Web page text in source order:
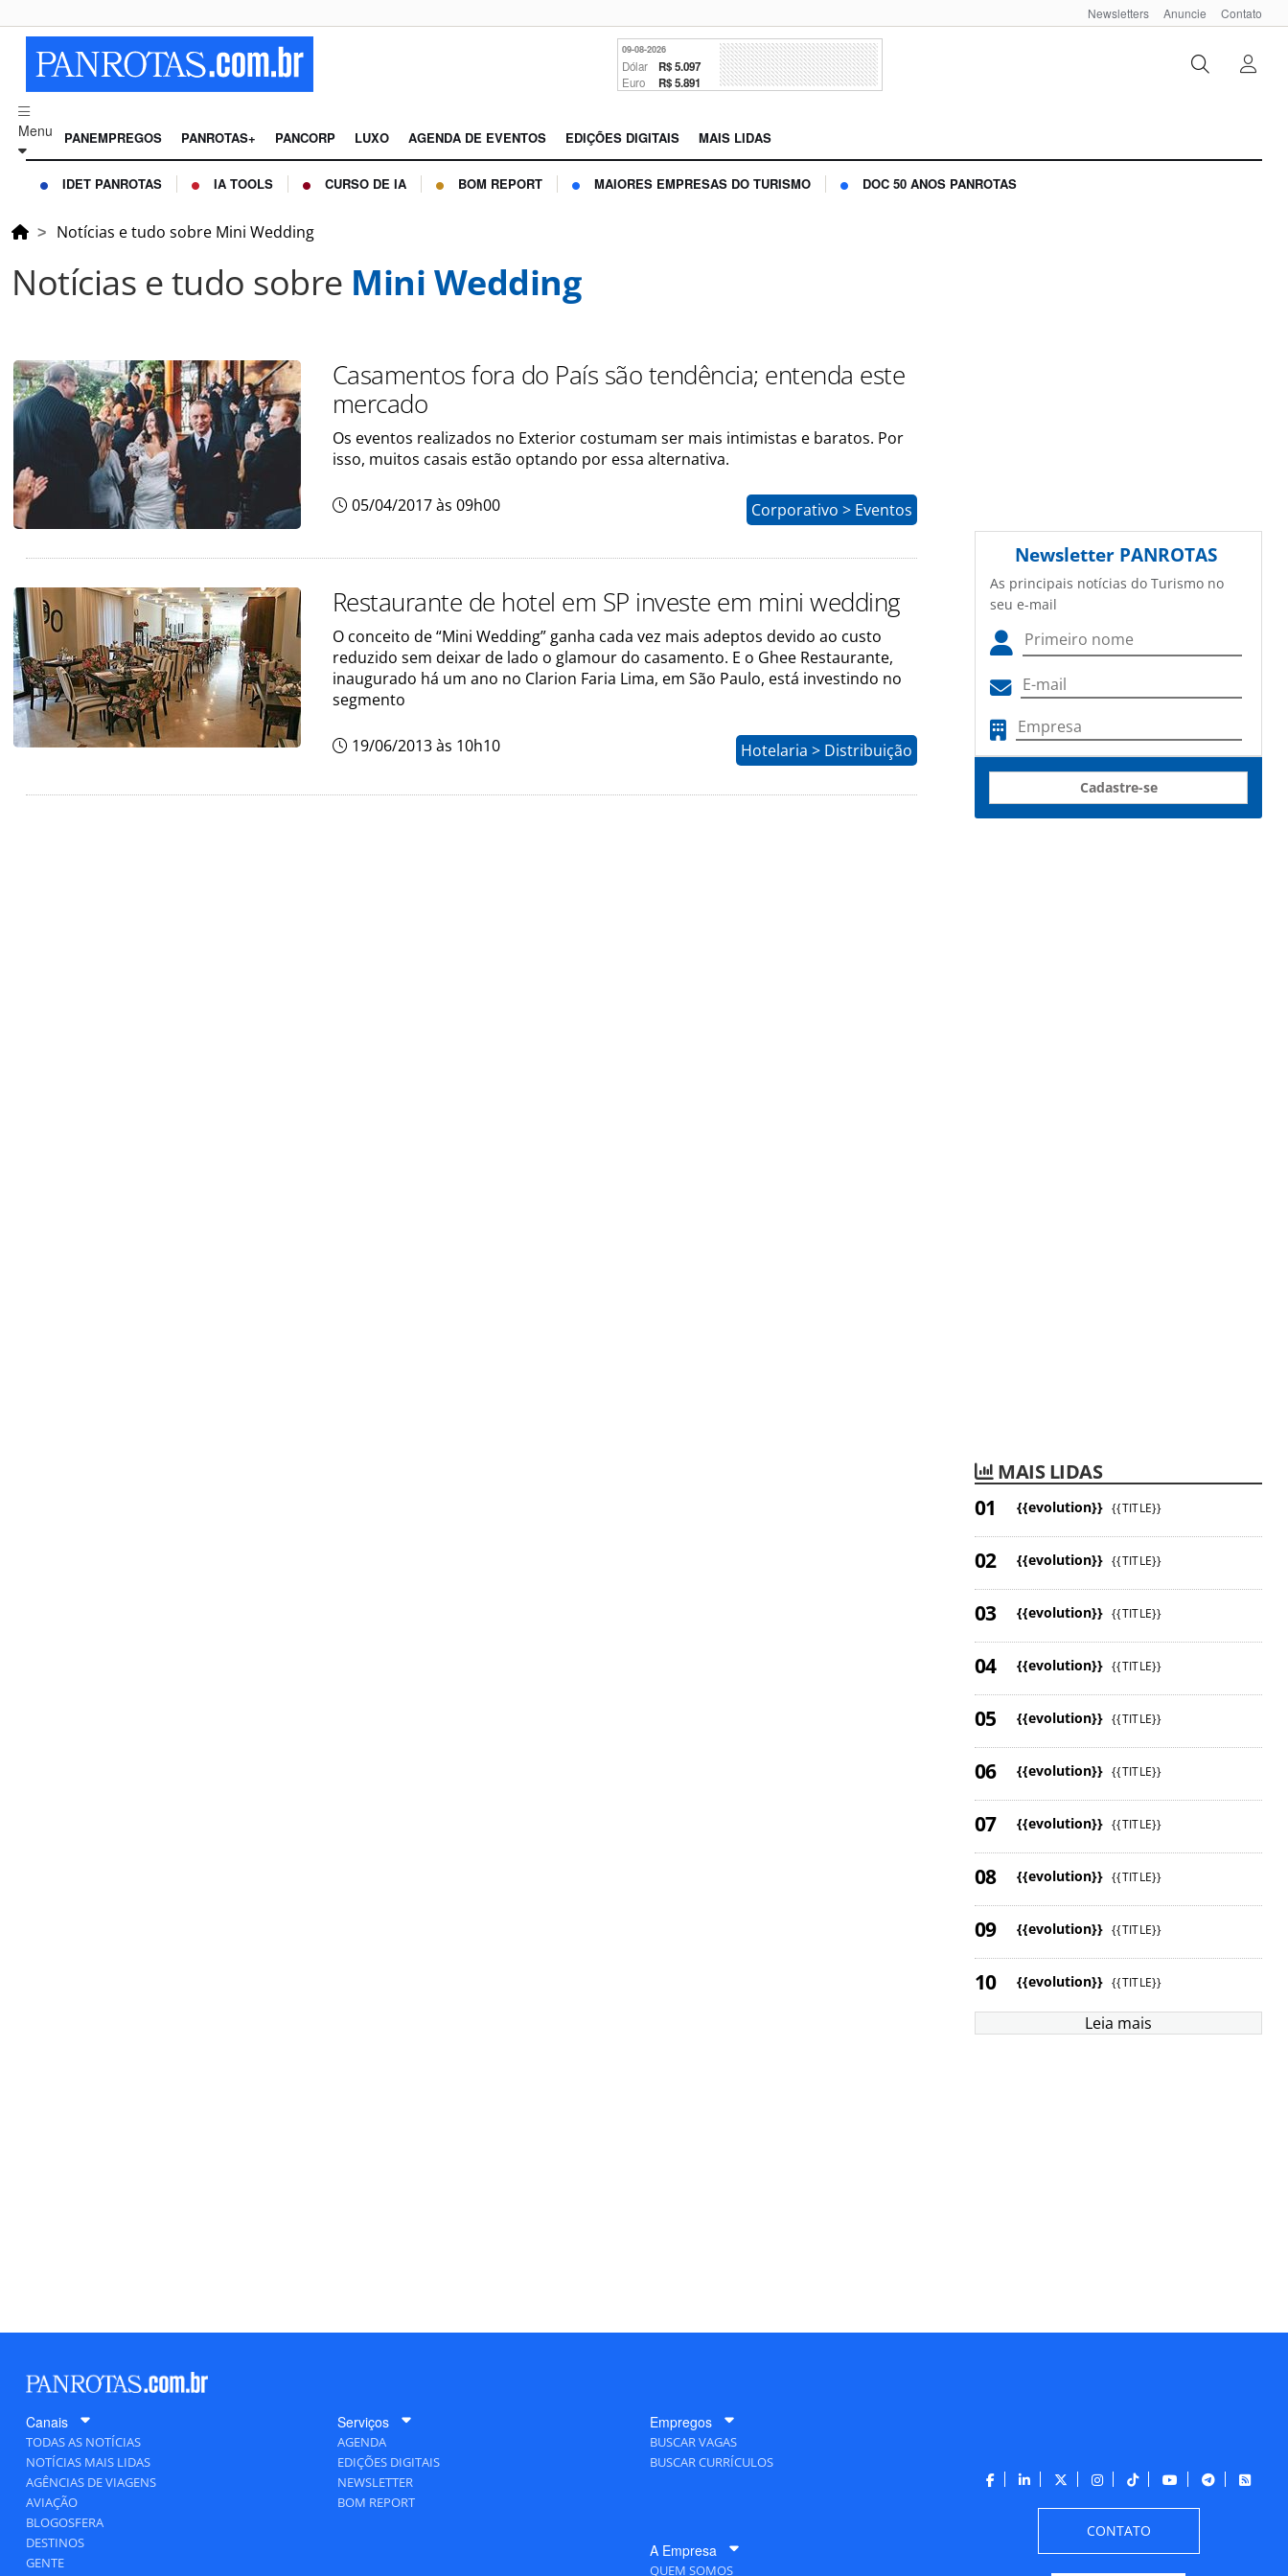
Newsletters Anuncie Contato
09-08-2026
Dólar R$ 5.097
Euro R$ 5.891
Menu PANEMPREGOS PANROTAS+ PANCORP LUXO AGENDA DE EVENTOS EDIÇÕES DIGITAIS MAIS LIDAS
IDET PANROTAS IA TOOLS CURSO DE IA BOM REPORT MAIORES EMPRESAS DO TURISMO DOC 50 ANOS PANROTAS
Notícias e tudo sobre Mini Wedding
Notícias e tudo sobre Mini Wedding
Casamentos fora do País são tendência; entenda este
mercado
Os eventos realizados no Exterior costumam ser mais intimistas e baratos. Por
isso, muitos casais estão optando por essa alternativa.
05/04/2017 às 09h00 Corporativo > Eventos
Restaurante de hotel em SP investe em mini wedding
O conceito de “Mini Wedding” ganha cada vez mais adeptos devido ao custo
reduzido sem deixar de lado o glamour do casamento. E o Ghee Restaurante,
inaugurado há um ano no Clarion Faria Lima, em São Paulo, está investindo no
segmento
19/06/2013 às 10h10 Hotelaria > Distribuição
Newsletter PANROTAS
As principais notícias do Turismo no
seu e-mail
Cadastre-se
MAIS LIDAS
{{evolution}} {{TITLE}}
{{evolution}} {{TITLE}}
{{evolution}} {{TITLE}}
{{evolution}} {{TITLE}}
{{evolution}} {{TITLE}}
{{evolution}} {{TITLE}}
{{evolution}} {{TITLE}}
{{evolution}} {{TITLE}}
{{evolution}} {{TITLE}}
{{evolution}} {{TITLE}}
Leia mais
Canais
TODAS AS NOTÍCIAS
NOTÍCIAS MAIS LIDAS
AGÊNCIAS DE VIAGENS
AVIAÇÃO
BLOGOSFERA
DESTINOS
GENTE
Serviços
AGENDA
EDIÇÕES DIGITAIS
NEWSLETTER
BOM REPORT
Empregos
BUSCAR VAGAS
BUSCAR CURRÍCULOS
A Empresa
QUEM SOMOS
CONTATO